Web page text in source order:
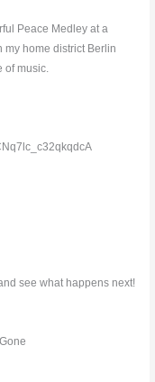
Peace Medley at a
my home district Berlin
of music.
see what happens next!